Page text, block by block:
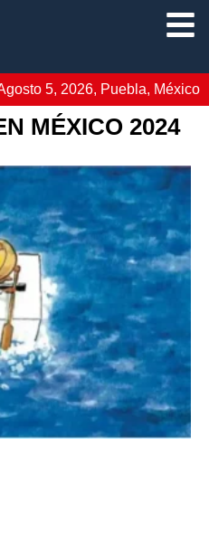
5, 2026, Puebla, México
MÉXICO 2024